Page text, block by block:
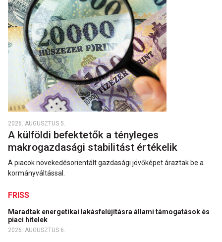
2026. AUGUSZTUS 5.
A külföldi befektetők a tényleges
makrogazdasági stabilitást értékelik
A piacok növekedésorientált gazdasági jövőképet áraztak be a
kormányváltással.
FRISS
Maradtak energetikai lakásfelújításra állami támogatások és
piaci hitelek
2026. AUGUSZTUS 6.